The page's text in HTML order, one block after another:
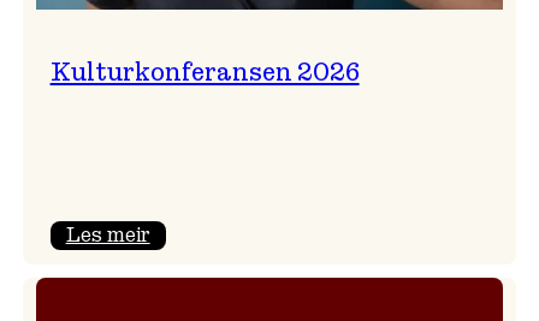
Kulturkonferansen 2026
Les meir: